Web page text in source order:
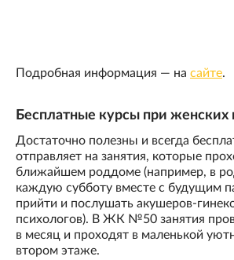
Подробная информация — на сайте.
Бесплатные курсы при женских
Достаточно полезны и всегда
отправляет на занятия, которые
ближайшем роддоме (например, в
каждую субботу вместе с будущим
прийти и послушать акушеров-
психологов). В ЖК №50 занятия
в месяц и проходят в маленькой
втором этаже.